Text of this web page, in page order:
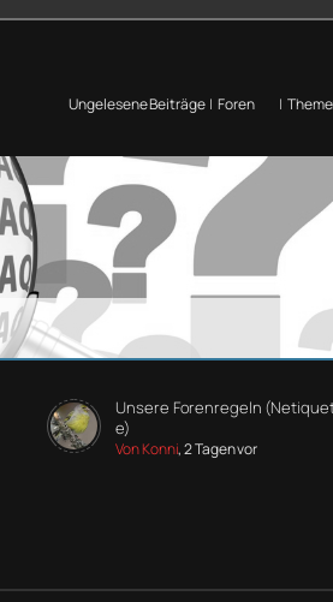
Ungelesene Beiträge | Foren |
Unsere Forenregeln
e)
Von Konni, 2 Tagen vor